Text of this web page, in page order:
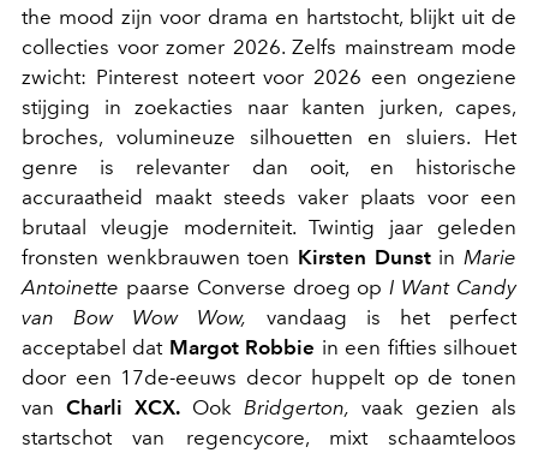
the mood zijn voor drama en hartstocht, blijkt uit de
collecties voor zomer 2026. Zelfs mainstream mode
zwicht: Pinterest noteert voor 2026 een ongeziene
stijging in zoekacties naar kanten jurken, capes,
broches, volumineuze silhouetten en sluiers. Het
genre is relevanter dan ooit, en historische
accuraatheid maakt steeds vaker plaats voor een
brutaal vleugje moderniteit. Twintig jaar geleden
fronsten wenkbrauwen toen Kirsten Dunstin Marie
Antoinette paarse Converse droeg op I Want Candy
van Bow Wow Wow, vandaag is het perfect
acceptabel dat Margot Robbie in een fifties silhouet
door een 17de-eeuws decor huppelt op de tonen
van Charli XCX. Ook Bridgerton, vaak gezien als
startschot van regencycore, mixt schaamteloos